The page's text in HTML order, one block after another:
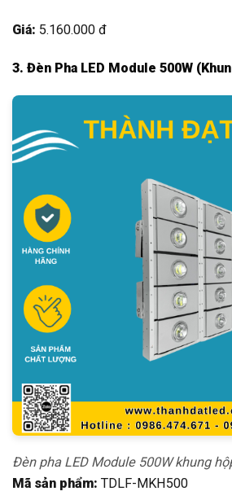
Giá: 5.160.000 đ
3. Đèn Pha LED Module 500W
Đèn pha LED Module 500W khung
Mã sản phẩm: TDLF-MKH500